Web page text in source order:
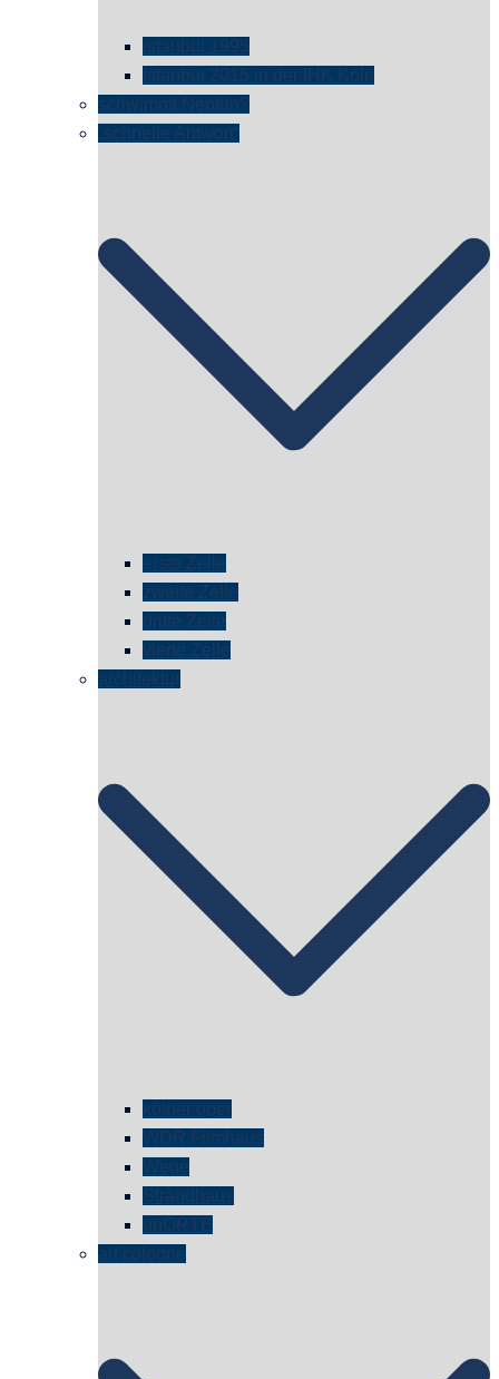
istanbul 1995
Istanbul 2015 in der IHK Köln
schwimmt Neptun?
„schnelle Antwort“
erste Zelle
zweite Zelle
dritte Zelle
vierte Zelle
architektur
kölner oper
WDR Filmhaus
Wege
Strandhaus
unORTE
art cologne